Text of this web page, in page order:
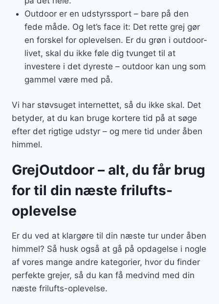
Outdoor er en udstyrssport – bare på den
fede måde. Og let’s face it: Det rette grej gør
en forskel for oplevelsen. Er du grøn i outdoor-
livet, skal du ikke føle dig tvunget til at
investere i det dyreste – outdoor kan ung som
gammel være med på.
Vi har støvsuget internettet, så du ikke skal. Det
betyder, at du kan bruge kortere tid på at søge
efter det rigtige udstyr – og mere tid under åben
himmel.
GrejOutdoor – alt, du får brug
for til din næste frilufts-
oplevelse
Er du ved at klargøre til din næste tur under åben
himmel? Så husk også at gå på opdagelse i nogle
af vores mange andre kategorier, hvor du finder
perfekte grejer, så du kan få medvind med din
næste frilufts-oplevelse.